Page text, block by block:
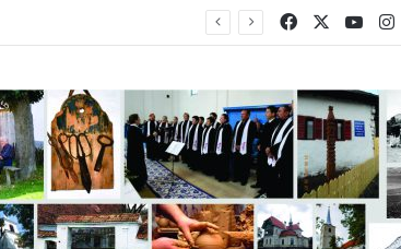
Facebook